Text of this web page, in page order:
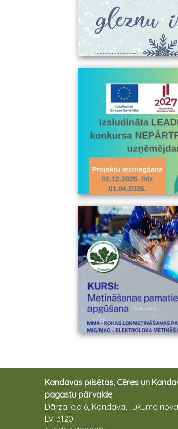
Kandavas pilsētas, Cēres un
pagastu pārvalde
Dārza iela 6, Kandava, Tukuma
LV-3120